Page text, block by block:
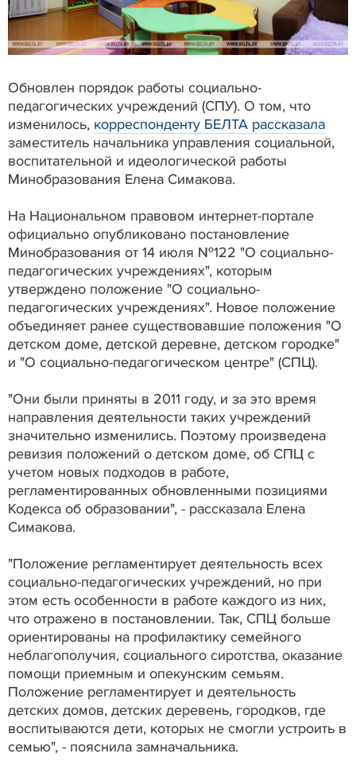
Обновлен порядок работы социально-
педагогических учреждений (СПУ). О том, что
изменилось, корреспонденту БЕЛТА рассказала
заместитель начальника управления социальной,
воспитательной и идеологической работы
Минобразования Елена Симакова.
На Национальном правовом интернет-портале
официально опубликовано постановление
Минобразования от 14 июля №122 "О социально-
педагогических учреждениях", которым
утверждено положение "О социально-
педагогических учреждениях". Новое положение
объединяет ранее существовавшие положения "О
детском доме, детской деревне, детском городке"
и "О социально-педагогическом центре" (СПЦ).
"Они были приняты в 2011 году, и за это время
направления деятельности таких учреждений
значительно изменились. Поэтому произведена
ревизия положений о детском доме, об СПЦ с
учетом новых подходов в работе,
регламентированных обновленными позициями
Кодекса об образовании", - рассказала Елена
Симакова.
"Положение регламентирует деятельность всех
социально-педагогических учреждений, но при
этом есть особенности в работе каждого из них,
что отражено в постановлении. Так, СПЦ больше
ориентированы на профилактику семейного
неблагополучия, социального сиротства, оказание
помощи приемным и опекунским семьям.
Положение регламентирует и деятельность
детских домов, детских деревень, городков, где
воспитываются дети, которых не смогли устроить в
семью", - пояснила замначальника.